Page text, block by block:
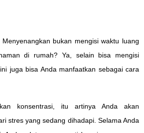
bukan mengisi waktu luang
di rumah? Ya, selain bisa mengisi
juga bisa Anda manfaatkan sebagai cara
konsentrasi, itu artinya Anda akan
stres yang sedang dihadapi. Selama Anda